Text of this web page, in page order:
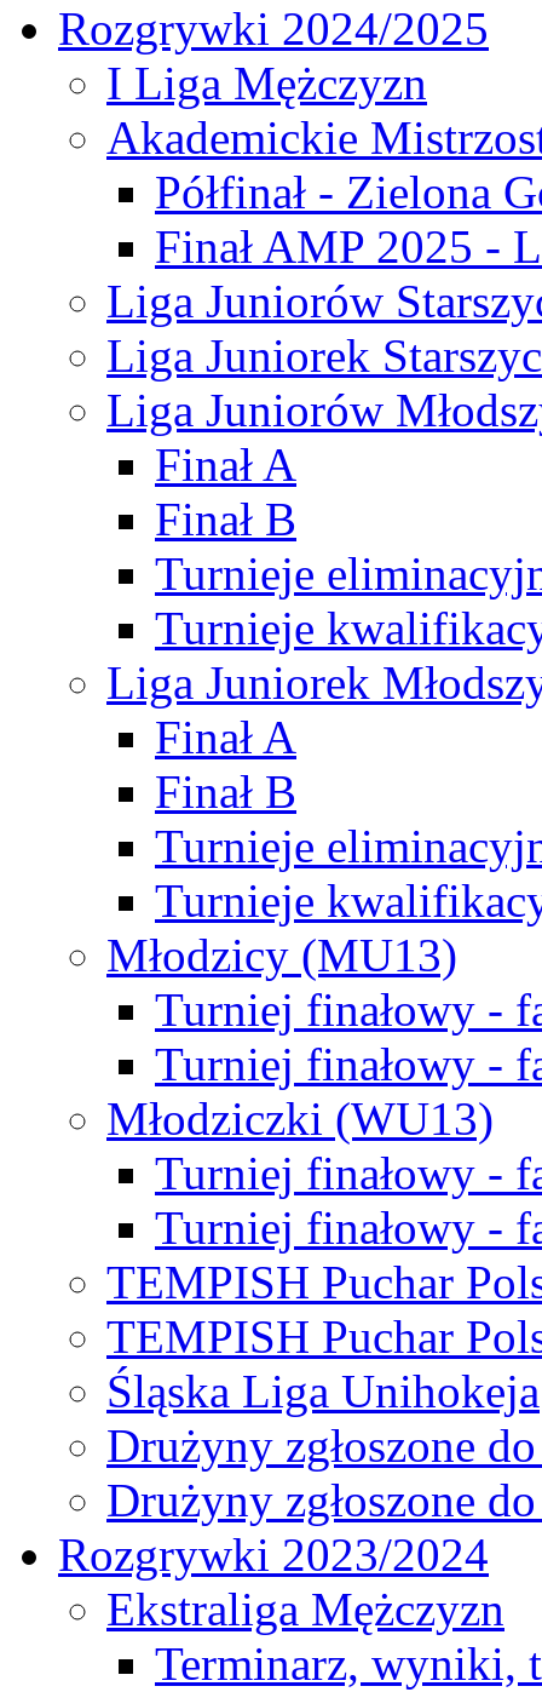
Rozgrywki 2024/2025
I Liga Mężczyzn
Akademickie
Półfinał - Zielona
Finał AMP 2025 -
Liga Juniorów
Liga Juniorek
Liga Juniorów
Finał A
Finał B
Turnieje
Turnieje
Liga Juniorek
Finał A
Finał B
Turnieje
Turnieje
Młodzicy (MU13)
Turniej finałowy -
Turniej finałowy -
Młodziczki (WU13)
Turniej finałowy -
Turniej finałowy -
TEMPISH Puchar
TEMPISH Puchar
Śląska Liga Unihokeja
Drużyny zgłoszone
Drużyny zgłoszone
Rozgrywki 2023/2024
Ekstraliga Mężczyzn
Terminarz, wyniki,